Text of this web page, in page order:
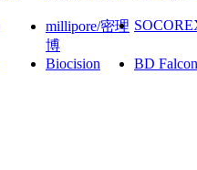
millipore/密理
博
Biocision BD Falcon